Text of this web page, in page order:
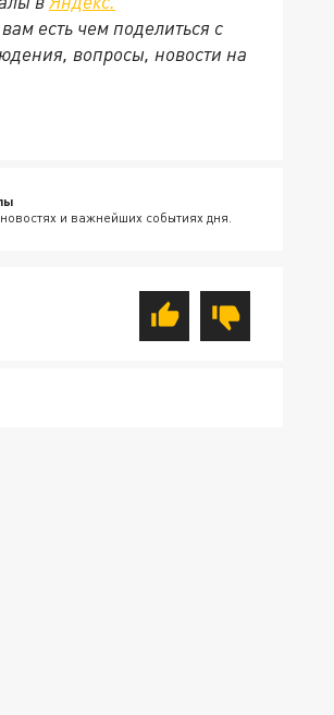
есть чем поделиться с
вопросы, новости на
и важнейших событиях дня.